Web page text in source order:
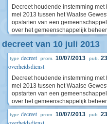
Decreet houdende instemming
mei 2013 tussen het Waalse
opstarten van een
over het gemeenschappelijk
decreet van 10 juli 2013
type decreet prom. 10/07/2013 pub.
overheidsdienst
Decreet houdende instemming
mei 2013 tussen het Waalse
opstarten van een
over het gemeenschappelijk
type decreet prom. 10/07/2013 pub.